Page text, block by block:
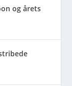
og årets